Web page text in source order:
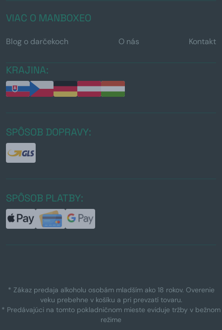
VIAC O MANBOXEO
Blog o darčekoch O nás Kontakt
KRAJINA:
SPÔSOB DOPRAVY:
SPÔSOB PLATBY:
* Zákaz predaja alkoholu osobám mladším ako 18 rokov. Overenie
veku prebehne v košíku a pri prevzatí tovaru.
* Predávajúci na tomto pokladničnom mieste eviduje tržby v bežnom
režime